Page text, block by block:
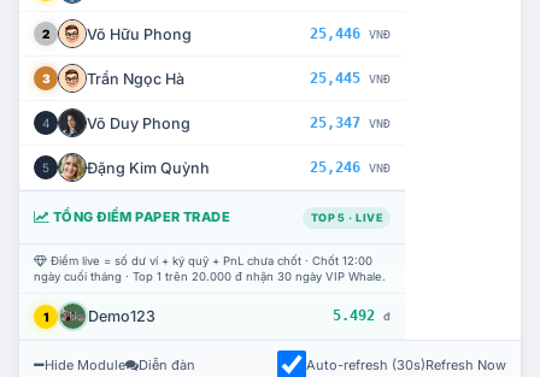
2 Võ Hữu Phong 25,446 VNĐ
3 Trần Ngọc Hà 25,445 VNĐ
4 Võ Duy Phong 25,347 VNĐ
5 Đặng Kim Quỳnh 25,246 VNĐ
TỔNG ĐIỂM PAPER TRADE TOP 5 · LIVE
Điểm live = số dư ví + ký quỹ + PnL chưa chốt · Chốt 12:00
ngày cuối tháng · Top 1 trên 20.000 đ nhận 30 ngày VIP Whale.
1 Demo123 5.492 đ
Hide Module Diễn đàn Auto-refresh (30s)Refresh Now